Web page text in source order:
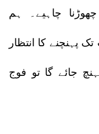
چاہیے۔ ہم
پہنچنے کا انتظار
جائے گا تو فوج